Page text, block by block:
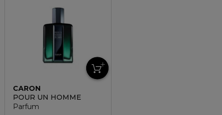
CARON
POUR UN HOMME
Parfum